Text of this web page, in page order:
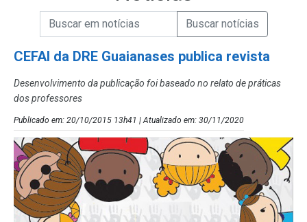
Campo de Busca de Notícias
Campo de Busca de informaçõesEnviar a Busca de Notícias
CEFAI da DRE Guaianases publica revista
Desenvolvimento da publicação foi baseado no relato de práticas
dos professores
Publicado em: 20/10/2015 13h41 | Atualizado em: 30/11/2020